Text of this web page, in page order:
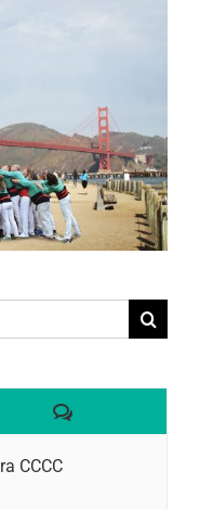
Comentaris
CCCC